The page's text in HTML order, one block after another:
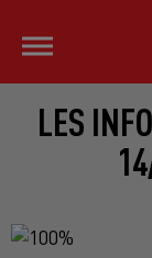
LES